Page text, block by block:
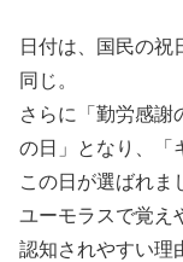
日付は、国民の祝
同じ。
さらに「勤労感謝
の日」となり、「
この日が選ばれま
ユーモラスで覚え
認知されやすい理